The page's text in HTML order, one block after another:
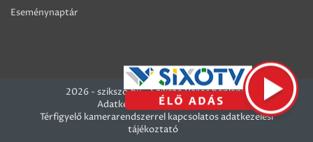
Eseménynaptár
2026 - szikszo.hu - Szikszó Város honlapja
Adatkezelési szabályzatok
Térfigyelő kamerarendszerrel kapcsolatos adatkezelési
tájékoztató